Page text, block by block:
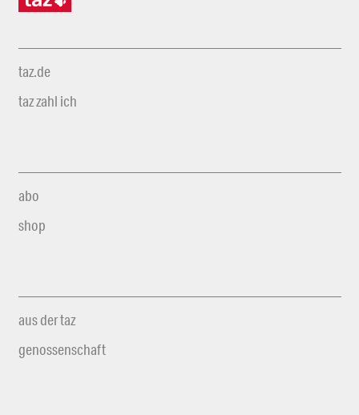
taz.de
taz zahl ich
abo
shop
aus der taz
genossenschaft